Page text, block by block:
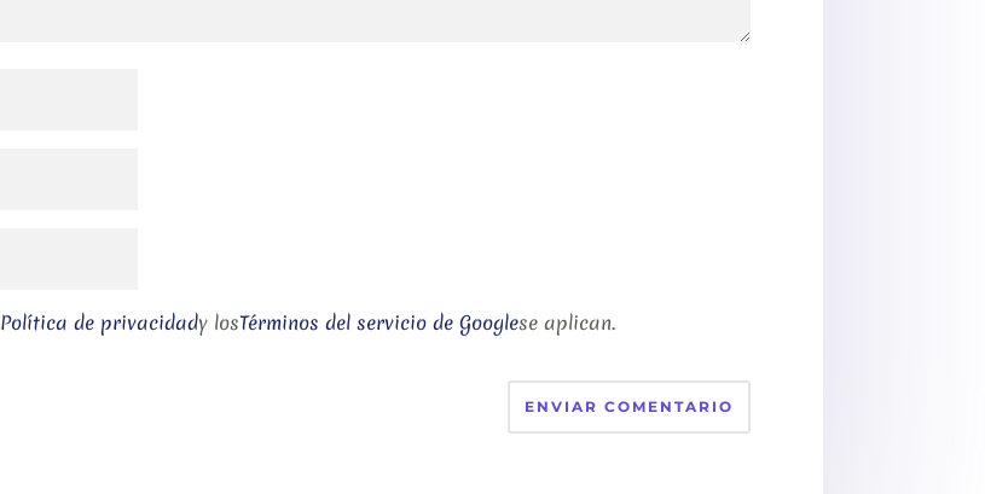
Política de privacidady losTérminos del servicio de Googlese aplican.
ENVIAR COMENTARIO